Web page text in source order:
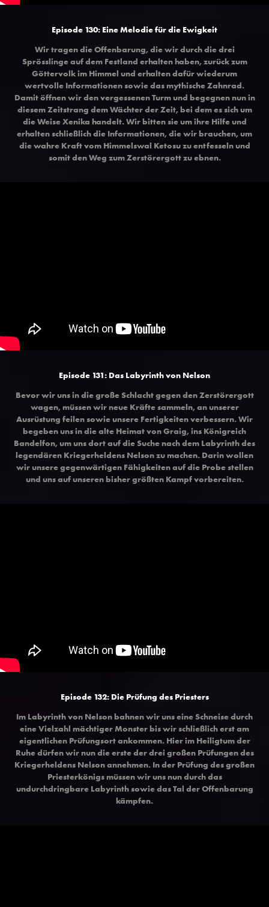
Episode 130: Eine Melodie für die Ewigkeit
Wir tragen die Offenbarung, die wir durch die drei
Sprösslinge auf dem Festland erhalten haben, zurück zum
Göttervolk im Himmel und erhalten dafür wiederum
wertvolle Informationen sowie das mythische Zahnrad.
Damit öffnen wir den vergessenen Turm und begegnen nun in
diesem Zeitstrang dem Wächter der Zeit, bei dem es sich um
die Weise Xenika handelt. Wir bitten sie um ihre Hilfe und
erhalten schließlich die Informationen, die wir brauchen, um
die wahre Kraft vom Himmelswal Ketosu zu entfesseln und
somit den Weg zum Zerstörergott zu ebnen.
Episode 131: Das Labyrinth von Nelson
Bevor wir uns in die große Schlacht gegen den Zerstörergott
wagen, müssen wir neue Kräfte sammeln, an unserer
Ausrüstung feilen sowie unsere Fertigkeiten verbessern. Wir
begeben uns in die alte Heimat von Graig, ins Königreich
Bandelfon, um uns dort auf die Suche nach dem Labyrinth des
legendären Kriegerheldens Nelson zu machen. Darin wollen
wir unsere gegenwärtigen Fähigkeiten auf die Probe stellen
und uns auf unseren bisher größten Kampf vorbereiten.
Episode 132: Die Prüfung des Priesters
Im Labyrinth von Nelson bahnen wir uns eine Schneise durch
eine Vielzahl mächtiger Monster bis wir schließlich erst am
eigentlichen Prüfungsort ankommen. Hier im Heiligtum der
Ruhe dürfen wir nun die erste der drei großen Prüfungen des
Kriegerheldens Nelson annehmen. In der Prüfung des großen
Priesterkönigs müssen wir uns nun durch das
undurchdringbare Labyrinth sowie das Tal der Offenbarung
kämpfen.